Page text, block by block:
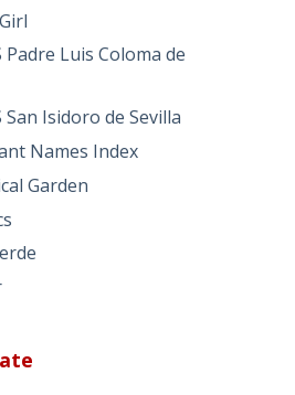
Luis Coloma de
Isidoro de Sevilla
Names Index
Garden